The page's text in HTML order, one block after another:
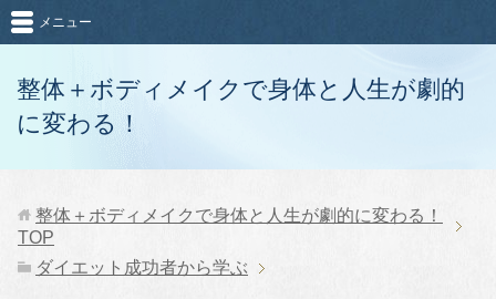
整体＋ボディメイクで身体と人生が劇的
に変わる！
メニュー
整体＋ボディメイクで身体と人生が劇的に変わる！
TOP
ダイエット成功者から学ぶ